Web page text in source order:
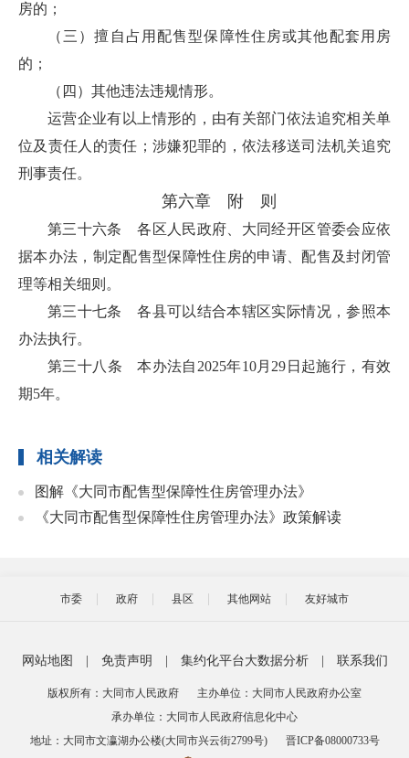
房的；
（三）擅自占用配售型保障性住房或其他配套用房
的；
（四）其他违法违规情形。
运营企业有以上情形的，由有关部门依法追究相关单
位及责任人的责任；涉嫌犯罪的，依法移送司法机关追究
刑事责任。
第六章 附 则
第三十六条 各区人民政府、大同经开区管委会应依
据本办法，制定配售型保障性住房的申请、配售及封闭管
理等相关细则。
第三十七条 各县可以结合本辖区实际情况，参照本
办法执行。
第三十八条 本办法自2025年10月29日起施行，有效
期5年。
相关解读
图解《大同市配售型保障性住房管理办法》
《大同市配售型保障性住房管理办法》政策解读
市委 政府 县区 其他网站 友好城市
网站地图 免责声明 集约化平台大数据分析 联系我们
版权所有：大同市人民政府
主办单位：大同市人民政府办公室
承办单位：大同市人民政府信息化中心
地址：大同市文瀛湖办公楼(大同市兴云街2799号)
晋ICP备08000733号